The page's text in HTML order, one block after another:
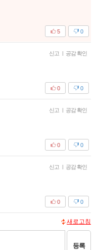
0
5
신고 | 공감 확인
0
0
신고 | 공감 확인
0
0
신고 | 공감 확인
0
0
새로고침
등록